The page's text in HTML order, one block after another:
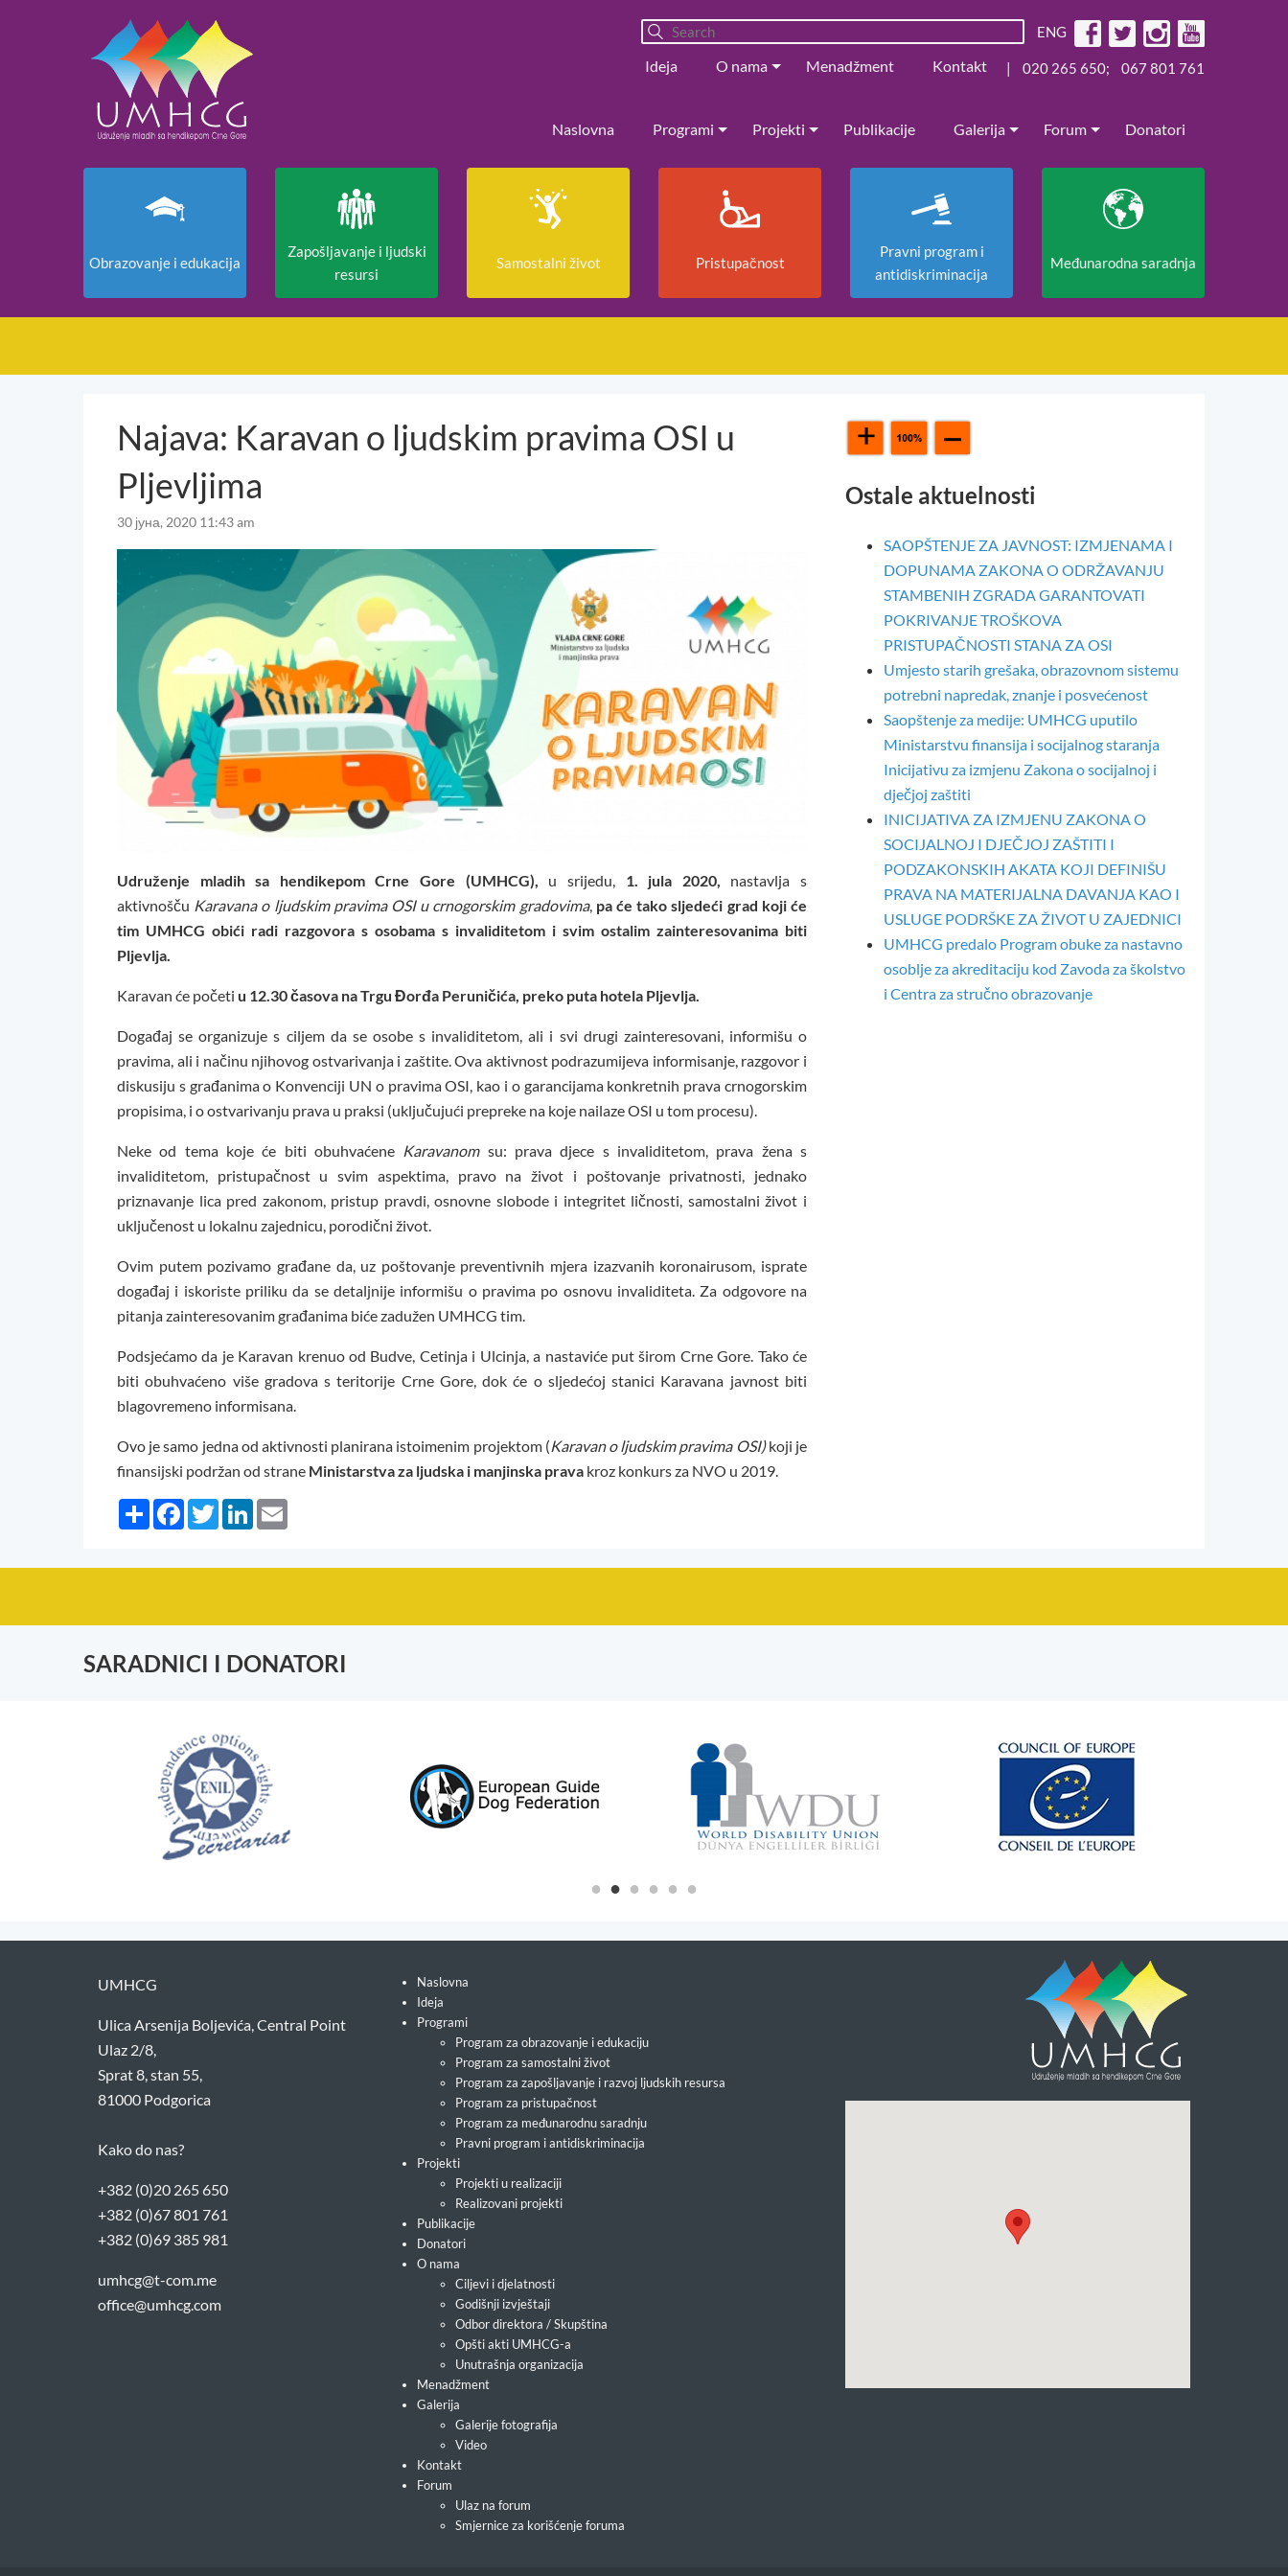
ENG
Ideja O nama Menadžment Kontakt | 020 265 650; 067 801 761
Naslovna Programi Projekti Publikacije Galerija Forum Donatori
Obrazovanje i edukacija
Zapošljavanje i ljudski
resursi
Samostalni život Pristupačnost
Pravni program i
antidiskriminacija
Međunarodna saradnja
Najava: Karavan o ljudskim pravima OSI u
Pljevljima
30 јуна, 2020 11:43 am
Udruženje mladih sa hendikepom Crne Gore (UMHCG), u srijedu, 1. jula 2020, nastavlja s
aktivnošču Karavana o ljudskim pravima OSI u crnogorskim gradovima, pa će tako sljedeći grad koji će
tim UMHCG obići radi razgovora s osobama s invaliditetom i svim ostalim zainteresovanima biti
Pljevlja.
Karavan će početi u 12.30 časova na Trgu Đorđa Peruničića, preko puta hotela Pljevlja.
Događaj se organizuje s ciljem da se osobe s invaliditetom, ali i svi drugi zainteresovani, informišu o
pravima, ali i načinu njihovog ostvarivanja i zaštite. Ova aktivnost podrazumijeva informisanje, razgovor i
diskusiju s građanima o Konvenciji UN o pravima OSI, kao i o garancijama konkretnih prava crnogorskim
propisima, i o ostvarivanju prava u praksi (uključujući prepreke na koje nailaze OSI u tom procesu).
Neke od tema koje će biti obuhvaćene Karavanomsu: prava djece s invaliditetom, prava žena s
invaliditetom, pristupačnost u svim aspektima, pravo na život i poštovanje privatnosti, jednako
priznavanje lica pred zakonom, pristup pravdi, osnovne slobode i integritet ličnosti, samostalni život i
uključenost u lokalnu zajednicu, porodični život.
Ovim putem pozivamo građane da, uz poštovanje preventivnih mjera izazvanih koronairusom, isprate
događaj i iskoriste priliku da se detaljnije informišu o pravima po osnovu invaliditeta. Za odgovore na
pitanja zainteresovanim građanima biće zadužen UMHCG tim.
Podsjećamo da je Karavan krenuo od Budve, Cetinja i Ulcinja, a nastaviće put širom Crne Gore. Tako će
biti obuhvaćeno više gradova s teritorije Crne Gore, dok će o sljedećoj stanici Karavana javnost biti
blagovremeno informisana.
Ovo je samo jedna od aktivnosti planirana istoimenim projektom (Karavan o ljudskim pravima OSI)koji je
finansijski podržan od strane Ministarstva za ljudska i manjinska prava kroz konkurs za NVO u 2019.
Share FacebookTwitterLinkedIn
Ostale aktuelnosti
SAOPŠTENJE ZA JAVNOST: IZMJENAMA I
DOPUNAMA ZAKONA O ODRŽAVANJU
STAMBENIH ZGRADA GARANTOVATI
POKRIVANJE TROŠKOVA
PRISTUPAČNOSTI STANA ZA OSI
Umjesto starih grešaka, obrazovnom sistemu
potrebni napredak, znanje i posvećenost
Saopštenje za medije: UMHCG uputilo
Ministarstvu finansija i socijalnog staranja
Inicijativu za izmjenu Zakona o socijalnoj i
dječjoj zaštiti
INICIJATIVA ZA IZMJENU ZAKONA O
SOCIJALNOJ I DJEČJOJ ZAŠTITI I
PODZAKONSKIH AKATA KOJI DEFINIŠU
PRAVA NA MATERIJALNA DAVANJA KAO I
USLUGE PODRŠKE ZA ŽIVOT U ZAJEDNICI
UMHCG predalo Program obuke za nastavno
osoblje za akreditaciju kod Zavoda za školstvo
i Centra za stručno obrazovanje
SARADNICI I DONATORI
UMHCG
Ulica Arsenija Boljevića, Central Point
Ulaz 2/8,
Sprat 8, stan 55,
81000 Podgorica
Kako do nas?
+382 (0)20 265 650
+382 (0)67 801 761
+382 (0)69 385 981
umhcg@t-com.me
office@umhcg.com
Naslovna
Ideja
Programi
Program za obrazovanje i edukaciju
Program za samostalni život
Program za zapošljavanje i razvoj ljudskih resursa
Program za pristupačnost
Program za međunarodnu saradnju
Pravni program i antidiskriminacija
Projekti
Projekti u realizaciji
Realizovani projekti
Publikacije
Donatori
O nama
Ciljevi i djelatnosti
Godišnji izvještaji
Odbor direktora / Skupština
Opšti akti UMHCG-a
Unutrašnja organizacija
Menadžment
Galerija
Galerije fotografija
Video
Kontakt
Forum
Ulaz na forum
Smjernice za korišćenje foruma